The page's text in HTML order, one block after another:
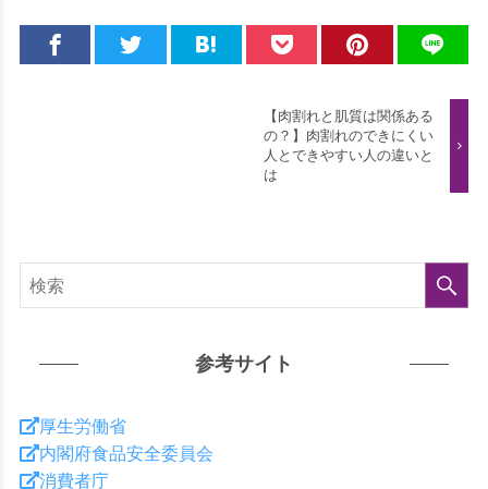
【肉割れと肌質は関係ある
の？】肉割れのできにくい
人とできやすい人の違いと
は
参考サイト
厚生労働省
内閣府食品安全委員会
消費者庁